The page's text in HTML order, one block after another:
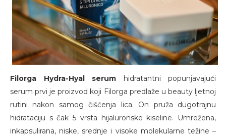
Filorga Hydra-Hyal serum hidratantni popunjavajući
serum prvi je proizvod koji Filorga predlaže u beauty ljetnoj
rutini nakon samog čišćenja lica. On pruža dugotrajnu
hidrataciju s čak 5 vrsta hijaluronske kiseline. Umrežena,
inkapsulirana, niske, srednje i visoke molekularne težine –